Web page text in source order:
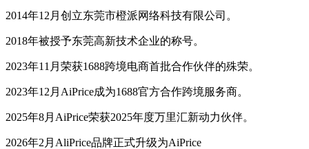
2014年12月创立东莞市橙派网络科技有限公司。
2018年被授予东莞高新技术企业的称号。
2023年11月荣获1688跨境电商首批合作伙伴的殊荣。
2023年12月AiPrice成为1688官方合作跨境服务商。
2025年8月AiPrice荣获2025年度万里汇新动力伙伴。
2026年2月AliPrice品牌正式升级为AiPrice